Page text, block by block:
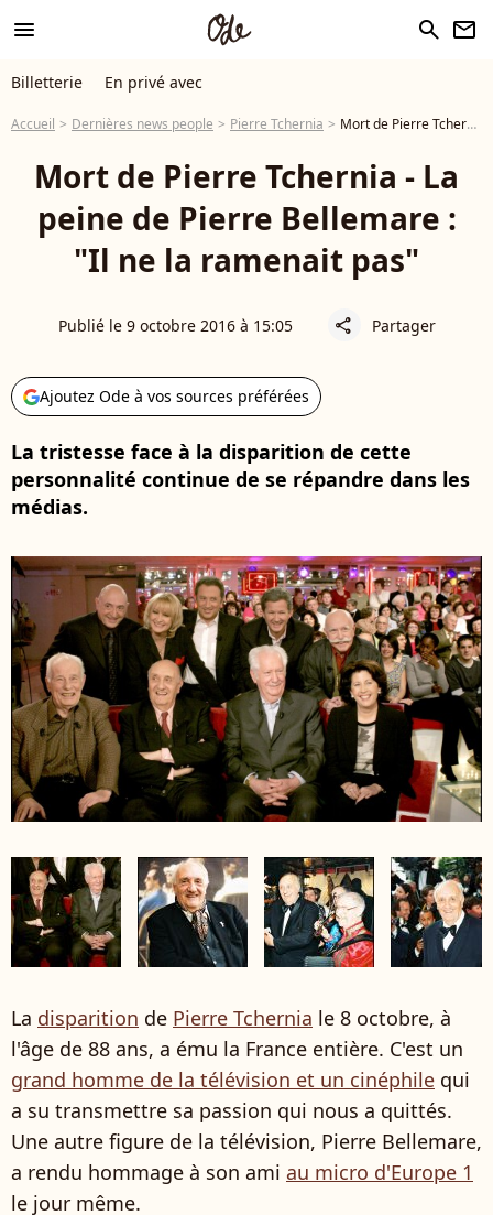
menu search newsletter
Billetterie En privé avec
Accueil Dernières news people Pierre Tchernia Mort de Pierre Tchernia - La peine de Pierre Bellemare : "Il ne la ramenait pas"
Mort de Pierre Tchernia - La
peine de Pierre Bellemare :
"Il ne la ramenait pas"
Publié le 9 octobre 2016 à 15:05 share Partager
Ajoutez Ode à vos sources préférées
La tristesse face à la disparition de cette
personnalité continue de se répandre dans les
médias.
La disparition de Pierre Tchernia le 8 octobre, à
l'âge de 88 ans, a ému la France entière. C'est un
grand homme de la télévision et un cinéphile qui
a su transmettre sa passion qui nous a quittés.
Une autre figure de la télévision, Pierre Bellemare,
a rendu hommage à son ami au micro d'Europe 1
le jour même.